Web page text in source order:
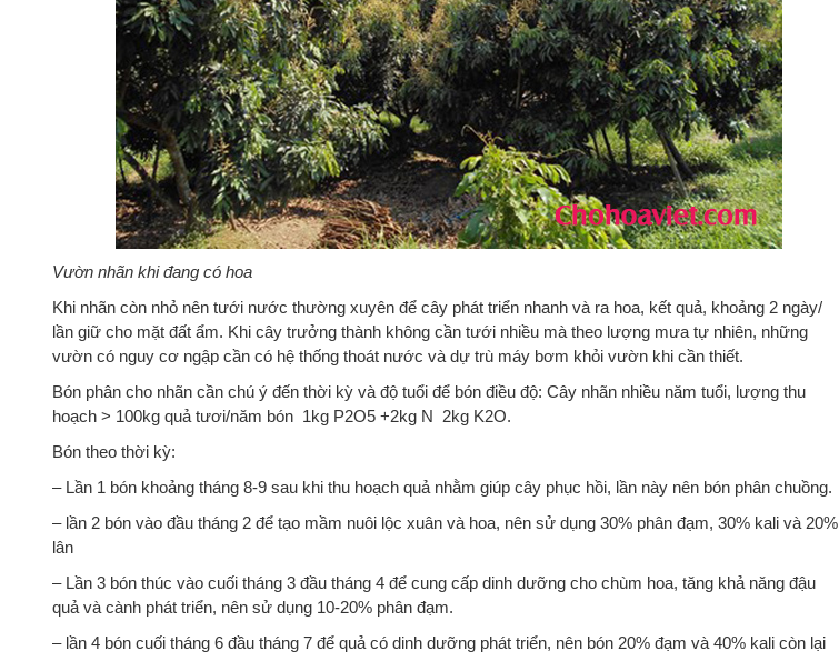
Vườn nhãn khi đang có hoa
Khi nhãn còn nhỏ nên tưới nước thường xuyên để cây phát triển nhanh và ra hoa, kết quả, khoảng 2 ngày/
lần giữ cho mặt đất ẩm. Khi cây trưởng thành không cần tưới nhiều mà theo lượng mưa tự nhiên, những
vườn có nguy cơ ngập cần có hệ thống thoát nước và dự trù máy bơm khỏi vườn khi cần thiết.
Bón phân cho nhãn cần chú ý đến thời kỳ và độ tuổi để bón điều độ: Cây nhãn nhiều năm tuổi, lượng thu
hoạch > 100kg quả tươi/năm bón 1kg P2O5 +2kg N 2kg K2O.
Bón theo thời kỳ:
– Lần 1 bón khoảng tháng 8-9 sau khi thu hoạch quả nhằm giúp cây phục hồi, lần này nên bón phân chuồng.
– lần 2 bón vào đầu tháng 2 để tạo mầm nuôi lộc xuân và hoa, nên sử dụng 30% phân đạm, 30% kali và 20%
lân
– Lần 3 bón thúc vào cuối tháng 3 đầu tháng 4 để cung cấp dinh dưỡng cho chùm hoa, tăng khả năng đậu
quả và cành phát triển, nên sử dụng 10-20% phân đạm.
– lần 4 bón cuối tháng 6 đầu tháng 7 để quả có dinh dưỡng phát triển, nên bón 20% đạm và 40% kali còn lại